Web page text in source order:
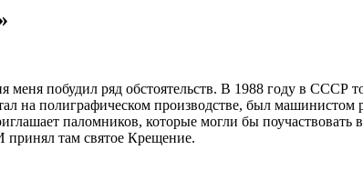
побудил ряд обстоятельств. В 1988 году в СССР
на полиграфическом производстве, был машинистом
паломников, которые могли бы поучаствовать
принял там святое Крещение.